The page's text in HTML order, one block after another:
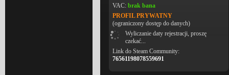
VAC: brak bana
PROFIL PRYWATNY
(ograniczony dostęp do danych)
Wyliczanie daty rejestracji, proszę
czekać...
Link do Steam Community:
76561198078559691